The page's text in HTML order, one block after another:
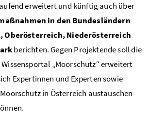
erweitert und künftig auch über
in den Bundesländern
Oberösterreich, Niederösterreich
berichten. Gegen Projektende soll die
„Moorschutz“ erweitert
Expertinnen und Experten sowie
in Österreich austauschen